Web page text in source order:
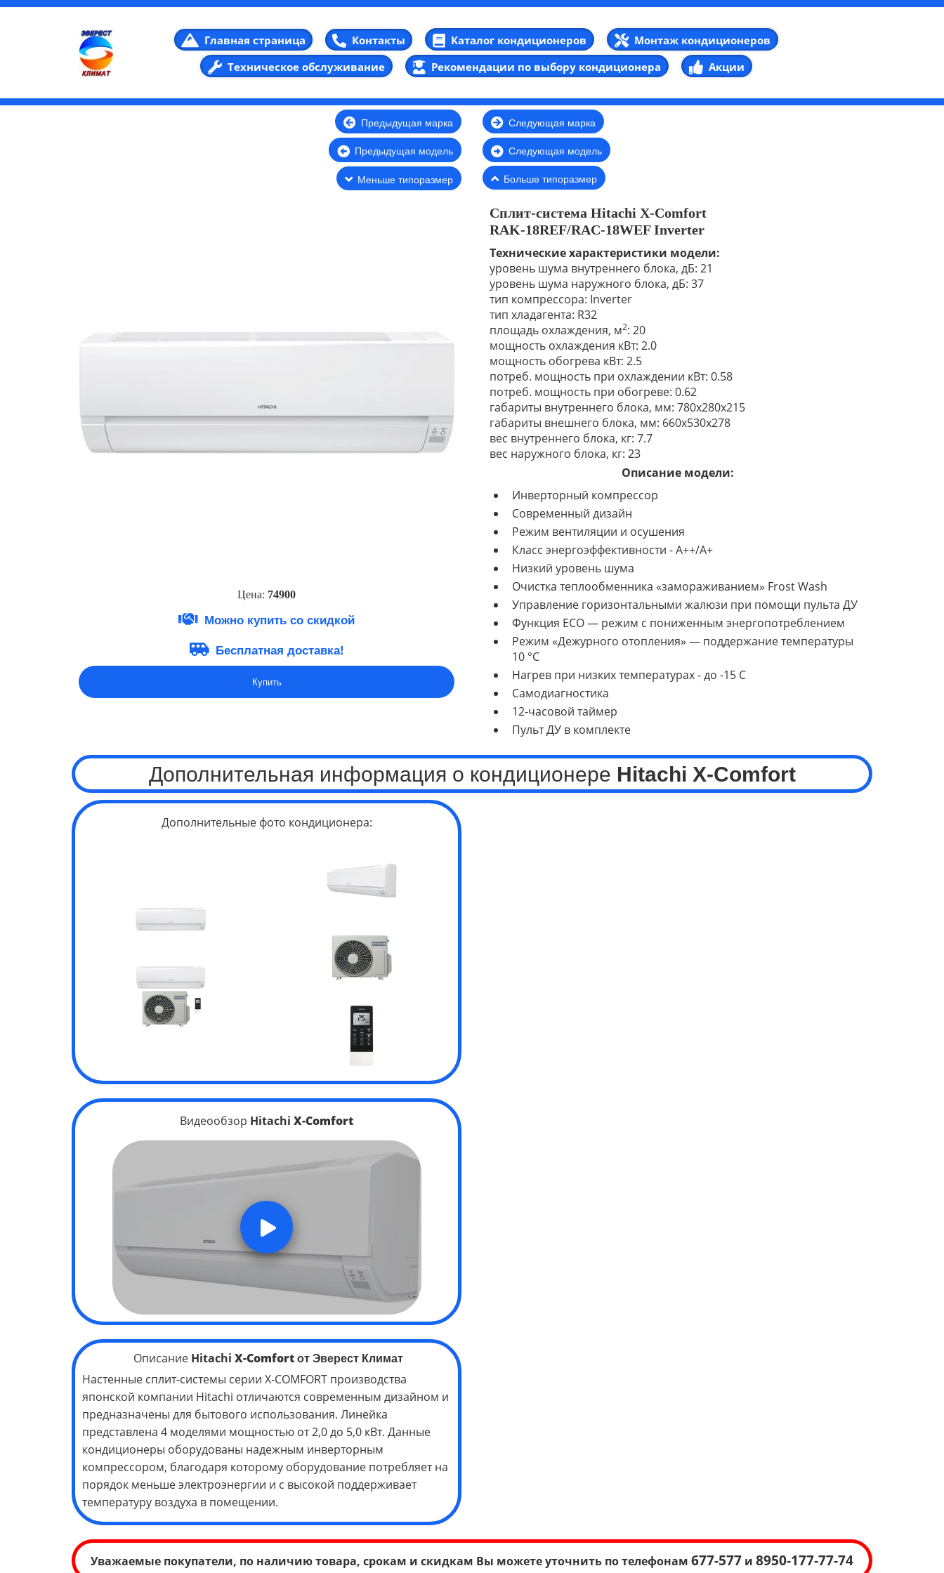
Главная страница Контакты Каталог кондиционеров
Монтаж кондиционеров
Техническое обслуживание
Рекомендации по выбору кондиционера Акции
Предыдущая марка
Предыдущая модель
Меньше типоразмер
Следующая марка
Следующая модель
Больше типоразмер
Цена: 74900
Можно купить со скидкой
Бесплатная доставка!
Купить
Сплит-система Hitachi X-Comfort
RAK-18REF/RAC-18WEF Inverter
Технические характеристики модели:
уровень шума внутреннего блока, дБ: 21
уровень шума наружного блока, дБ: 37
тип компрессора: Inverter
тип хладагента: R32
площадь охлаждения, м2: 20
мощность охлаждения кВт: 2.0
мощность обогрева кВт: 2.5
потреб. мощность при охлаждении кВт: 0.58
потреб. мощность при обогреве: 0.62
габариты внутреннего блока, мм: 780x280x215
габариты внешнего блока, мм: 660х530х278
вес внутреннего блока, кг: 7.7
вес наружного блока, кг: 23
Описание модели:
Инверторный компрессор
Современный дизайн
Режим вентиляции и осушения
Класс энергоэффективности - A++/A+
Низкий уровень шума
Очистка теплообменника «замораживанием» Frost Wash
Управление горизонтальными жалюзи при помощи пульта ДУ
Функция ECO — режим с пониженным энергопотреблением
Режим «Дежурного отопления» — поддержание температуры
10 °C
Нагрев при низких температурах - до -15 С
Самодиагностика
12-часовой таймер
Пульт ДУ в комплекте
Дополнительная информация о кондиционере Hitachi X-Comfort
Дополнительные фото кондиционера:
Видеообзор Hitachi X-Comfort
Описание Hitachi X-Comfort от Эверест Климат
Настенные сплит-системы серии X-COMFORT производства
японской компании Hitachi отличаются современным дизайном и
предназначены для бытового использования. Линейка
представлена 4 моделями мощностью от 2,0 до 5,0 кВт. Данные
кондиционеры оборудованы надежным инверторным
компрессором, благодаря которому оборудование потребляет на
порядок меньше электроэнергии и с высокой поддерживает
температуру воздуха в помещении.
Уважаемые покупатели, по наличию товара, срокам и скидкам Вы можете уточнить по телефонам 677-577 и 8950-177-77-74